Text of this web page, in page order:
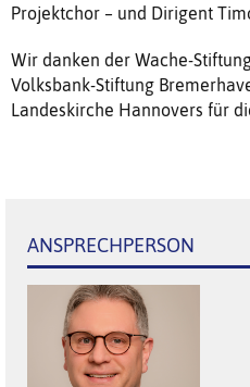
Projektchor – und Dirigent
Wir danken der Wache-
Volksbank-Stiftung
Landeskirche Hannovers für
ANSPRECHPERSON